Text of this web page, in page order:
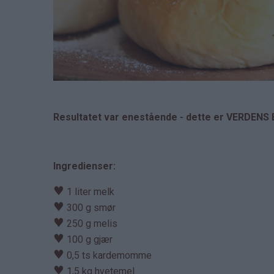
Resultatet var enestående - dette er VERDENS
Ingredienser:
♥ 1 liter melk
♥ 300 g smør
♥ 250 g melis
♥ 100 g gjær
♥ 0,5 ts kardemomme
♥ 1,5 kg hvetemel